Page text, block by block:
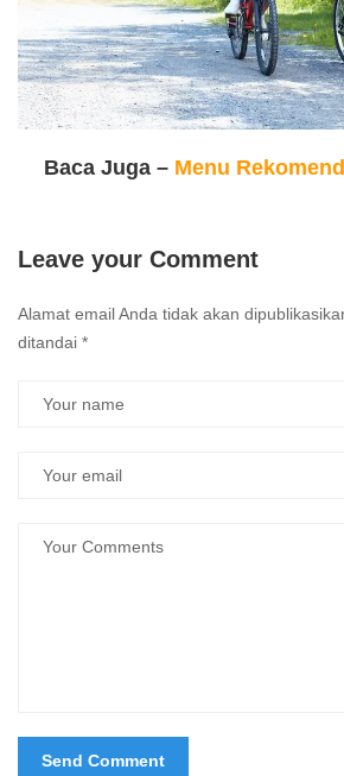
Baca Juga – Menu
Leave your Comment
Alamat email Anda tidak akan
ditandai *